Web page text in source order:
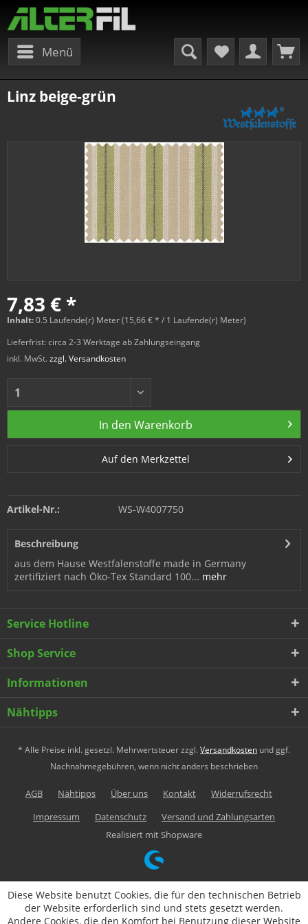
Menü
Linz beige-grün
7,83 € *
Inhalt:0.5 Laufende(r) Meter (15,66 € * / 1 Laufende(r) Meter)
Lieferfrist: circa 2-3 Werktage ab Zahlungseingang
inkl. MwSt. zzgl. Versandkosten
In den Warenkorb
Auf den Merkzettel
Artikel-Nr.: WS-W4007750
Beschreibung
aus dem Hause Westfalenstoffe made in Germany
zertifiziert nach Öko-Tex Standard 100... mehr
Service Hotline
Shop Service
Informationen
Nähtipps
* Alle Preise inkl. gesetzl. Mehrwertsteuer zzgl. Versandkosten und ggf.
Nachnahmegebühren, wenn nicht anders beschrieben
AGB Nähtipps Über uns Kontakt
Widerrufsrecht
Impressum
Datenschutz
Versand und Zahlungsarten
Realisiert mit Shopware
Diese Website benutzt Cookies, die für den technischen Betrieb
der Website erforderlich sind und stets gesetzt werden.
Andere Cookies, die den Komfort bei Benutzung dieser Website